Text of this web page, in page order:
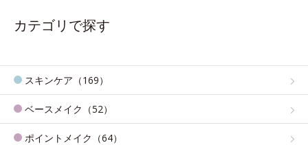
カテゴリで探す
スキンケア（169）
ベースメイク（52）
ポイントメイク（64）